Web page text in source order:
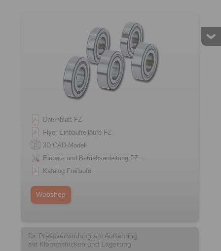
Datenblatt FZ
Flyer Einbaufreiläufe FZ
3D CAD-Modell
Einbau- und Betriebsanleitung FZ …
Katalog Freiläufe
Webshop
für Pressverbindung am Außenring
mit Klemmstücken und Lagerung